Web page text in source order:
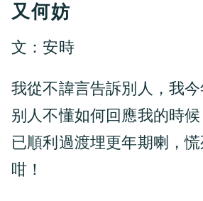
又何妨
文：安時
我從不諱言告訴別人，我
别人不懂如何回應我的時候
已順利過渡埋更年期喇，
咁！